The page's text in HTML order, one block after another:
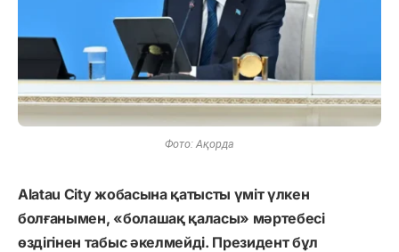
Фото: Ақорда
Alatau City жобасына қатысты үміт үлкен
болғанымен, «болашақ қаласы» мәртебесі
өздігінен табыс әкелмейді. Президент бұл